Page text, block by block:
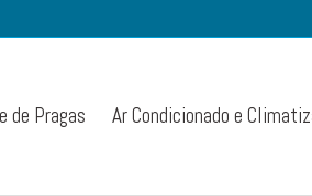
de Pragas Ar Condicionado e